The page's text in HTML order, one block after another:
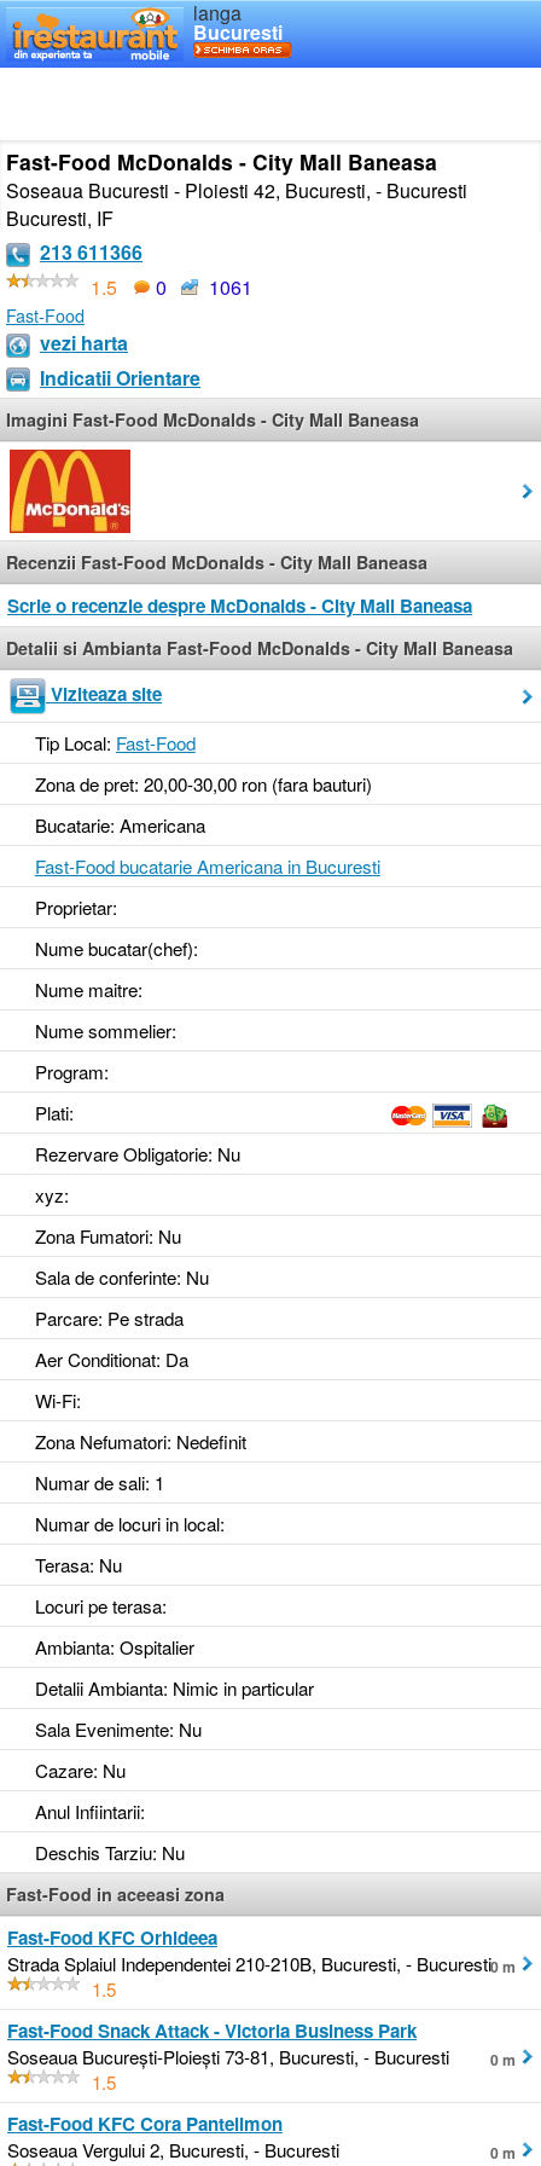
langa
Bucuresti
Fast-Food McDonalds - City Mall Baneasa
Soseaua Bucuresti - Ploiesti 42, Bucuresti, - Bucuresti
Bucuresti, IF
213 611366
1.5
0 1061
Fast-Food
vezi harta
Indicatii Orientare
Imagini Fast-Food McDonalds - City Mall Baneasa
Recenzii Fast-Food McDonalds - City Mall Baneasa
Scrie o recenzie despre McDonalds - City Mall Baneasa
Detalii si Ambianta Fast-Food McDonalds - City Mall Baneasa
Viziteaza site
Tip Local: Fast-Food
Zona de pret: 20,00-30,00 ron (fara bauturi)
Bucatarie: Americana
Fast-Food bucatarie Americana in Bucuresti
Proprietar:
Nume bucatar(chef):
Nume maitre:
Nume sommelier:
Program:
Plati:
Rezervare Obligatorie: Nu
xyz:
Zona Fumatori: Nu
Sala de conferinte: Nu
Parcare: Pe strada
Aer Conditionat: Da
Wi-Fi:
Zona Nefumatori: Nedefinit
Numar de sali: 1
Numar de locuri in local:
Terasa: Nu
Locuri pe terasa:
Ambianta: Ospitalier
Detalii Ambianta: Nimic in particular
Sala Evenimente: Nu
Cazare: Nu
Anul Infiintarii:
Deschis Tarziu: Nu
Fast-Food in aceeasi zona
Fast-Food KFC Orhideea
Strada Splaiul Independentei 210-210B, Bucuresti, - Bucuresti
1.5
0 m
Fast-Food Snack Attack - Victoria Business Park
Soseaua București-Ploiești 73-81, Bucuresti, - Bucuresti
1.5
0 m
Fast-Food KFC Cora Pantelimon
Soseaua Vergului 2, Bucuresti, - Bucuresti
0 m